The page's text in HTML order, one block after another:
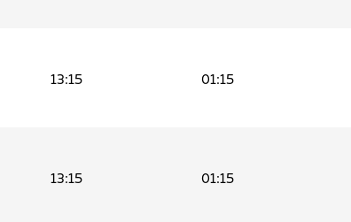
13:15 01:15
13:15 01:15